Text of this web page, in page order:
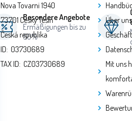
Besondere Angebote
Ermäßigungen bis zu
50%
Nova Tovarni 1940
73701 Cesky Tesin
Česká republika
ID: 03730689
TAX ID: CZ03730689
Über uns
Mit uns